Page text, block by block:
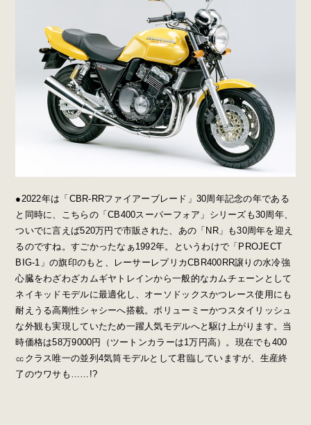
●2022年は「CBR-RRファイアーブレード」30周年記念の年である
と同時に、こちらの「CB400スーパーフォア」シリーズも30周年、
ついでに言えば520万円で市販された、あの「NR」も30周年を迎え
るのですね。すごかったなぁ1992年。というわけで「PROJECT
BIG-1」の旗印のもと、レーサーレプリカCBR400RR譲りの水冷強
心臓をわざわざカムギヤトレインから一般的なカムチェーンとして
ネイキッドモデルに最適化し、オーソドックスかつレース使用にも
耐えうる高剛性シャシーへ搭載。ボリューミーかつスタイリッシュ
な外観も実現していたため一躍人気モデルへと駆け上がります。当
時価格は58万9000円（ツートンカラーは1万円高）。現在でも400
㏄クラス唯一の並列4気筒モデルとして君臨していますが、生産終
了のウワサも……!?